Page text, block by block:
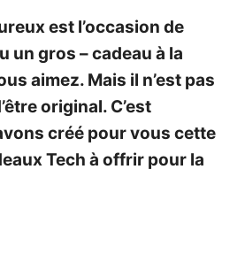
est l’occasion de
un gros – cadeau à la
aimez. Mais il n’est pas
original. C’est
créé pour vous cette
Tech à offrir pour la